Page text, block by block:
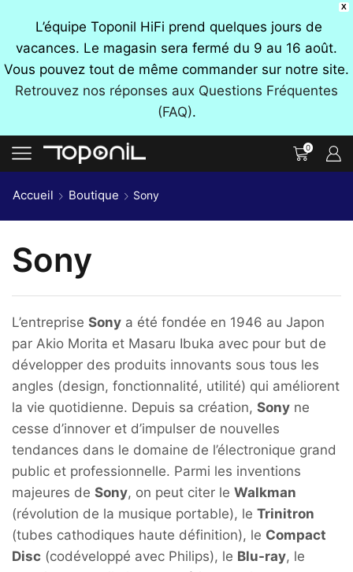
X
L’équipe Toponil HiFi prend quelques jours de
vacances. Le magasin sera fermé du 9 au 16 août.
Vous pouvez tout de même commander sur notre site.
Retrouvez nos réponses aux Questions Fréquentes
(FAQ).
0
Accueil Boutique Sony
Sony
L’entreprise Sony a été fondée en 1946 au Japon
par Akio Morita et Masaru Ibuka avec pour but de
développer des produits innovants sous tous les
angles (design, fonctionnalité, utilité) qui améliorent
la vie quotidienne. Depuis sa création, Sony ne
cesse d’innover et d’impulser de nouvelles
tendances dans le domaine de l’électronique grand
public et professionnelle. Parmi les inventions
majeures de Sony, on peut citer le Walkman
(révolution de la musique portable), le Trinitron
(tubes cathodiques haute définition), le Compact
Disc (codéveloppé avec Philips), le Blu-ray, le